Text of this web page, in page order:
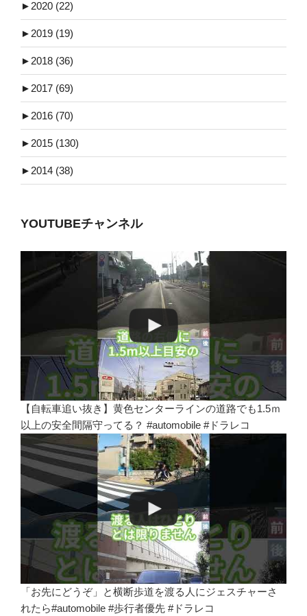
► 2020 (22)
► 2019 (19)
► 2018 (36)
► 2017 (69)
► 2016 (70)
► 2015 (130)
► 2014 (38)
YOUTUBEチャンネル
【自転車追い抜き】黄色センターラインの道路でも1.5ｍ
以上の安全間隔守ってる？ #automobile #ドラレコ
「お先にどうぞ」と横断歩道を渡る人にジェスチャーさ
れたら#automobile #歩行者優先 #ドラレコ